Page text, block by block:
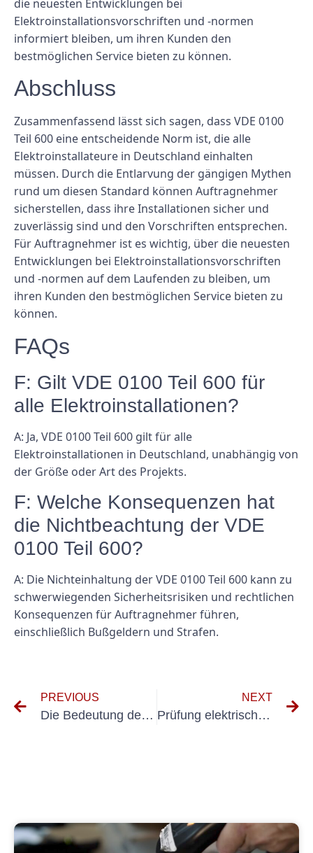
die neuesten Entwicklungen bei
Elektroinstallationsvorschriften und -normen
informiert bleiben, um ihren Kunden den
bestmöglichen Service bieten zu können.
Abschluss
Zusammenfassend lässt sich sagen, dass VDE 0100
Teil 600 eine entscheidende Norm ist, die alle
Elektroinstallateure in Deutschland einhalten
müssen. Durch die Entlarvung der gängigen Mythen
rund um diesen Standard können Auftragnehmer
sicherstellen, dass ihre Installationen sicher und
zuverlässig sind und den Vorschriften entsprechen.
Für Auftragnehmer ist es wichtig, über die neuesten
Entwicklungen bei Elektroinstallationsvorschriften
und -normen auf dem Laufenden zu bleiben, um
ihren Kunden den bestmöglichen Service bieten zu
können.
FAQs
F: Gilt VDE 0100 Teil 600 für
alle Elektroinstallationen?
A: Ja, VDE 0100 Teil 600 gilt für alle
Elektroinstallationen in Deutschland, unabhängig von
der Größe oder Art des Projekts.
F: Welche Konsequenzen hat
die Nichtbeachtung der VDE
0100 Teil 600?
A: Die Nichteinhaltung der VDE 0100 Teil 600 kann zu
schwerwiegenden Sicherheitsrisiken und rechtlichen
Konsequenzen für Auftragnehmer führen,
einschließlich Bußgeldern und Strafen.
PREVIOUS
Die Bedeutung der Elektroprüfung in der Schuhherstellung
NEXT
Prüfung elektrischer Anlagen Textilindustrie